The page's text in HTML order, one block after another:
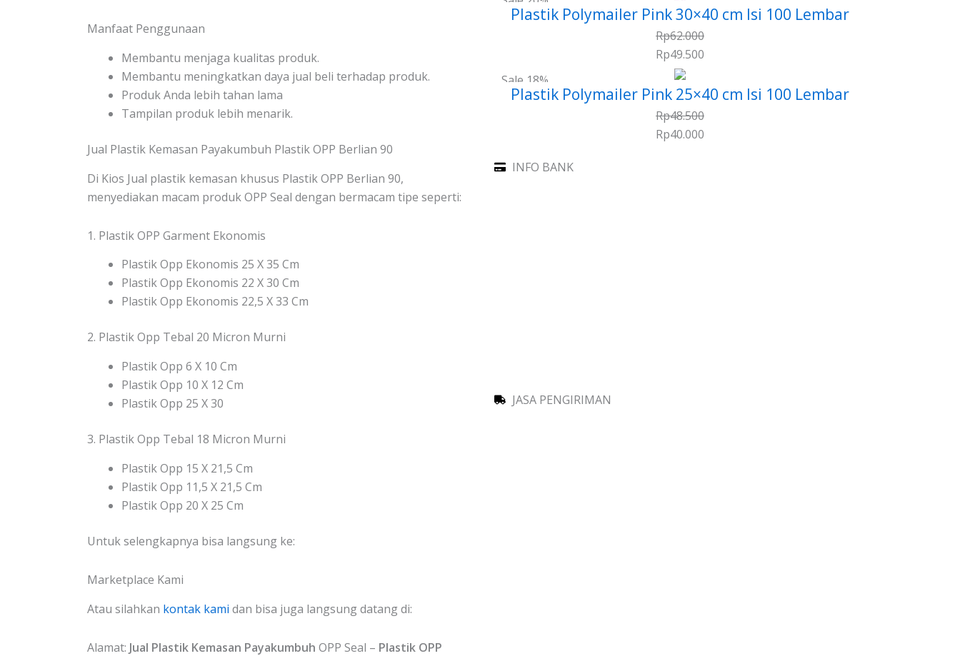
Manfaat Penggunaan
Membantu menjaga kualitas produk.
Membantu meningkatkan daya jual beli terhadap produk.
Produk Anda lebih tahan lama
Tampilan produk lebih menarik.
Jual Plastik Kemasan Payakumbuh Plastik OPP Berlian 90
Di Kios Jual plastik kemasan khusus Plastik OPP Berlian 90,
menyediakan macam produk OPP Seal dengan bermacam tipe seperti:
1. Plastik OPP Garment Ekonomis
Plastik Opp Ekonomis 25 X 35 Cm
Plastik Opp Ekonomis 22 X 30 Cm
Plastik Opp Ekonomis 22,5 X 33 Cm
2. Plastik Opp Tebal 20 Micron Murni
Plastik Opp 6 X 10 Cm
Plastik Opp 10 X 12 Cm
Plastik Opp 25 X 30
3. Plastik Opp Tebal 18 Micron Murni
Plastik Opp 15 X 21,5 Cm
Plastik Opp 11,5 X 21,5 Cm
Plastik Opp 20 X 25 Cm
Untuk selengkapnya bisa langsung ke:
Marketplace Kami
Atau silahkan kontak kami dan bisa juga langsung datang di:
Alamat: Jual Plastik Kemasan Payakumbuh OPP Seal – Plastik OPP
Plastik Polymailer Pink 30×40 cm Isi 100 Lembar
Rp62.000
Rp49.500
Sale 18%
Plastik Polymailer Pink 25×40 cm Isi 100 Lembar
Rp48.500
Rp40.000
INFO BANK
JASA PENGIRIMAN